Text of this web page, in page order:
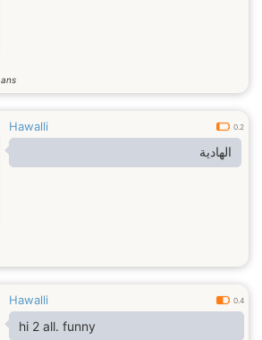
ans
Hawalli 0.2
الهادية
Hawalli 0.4
hi 2 all. funny